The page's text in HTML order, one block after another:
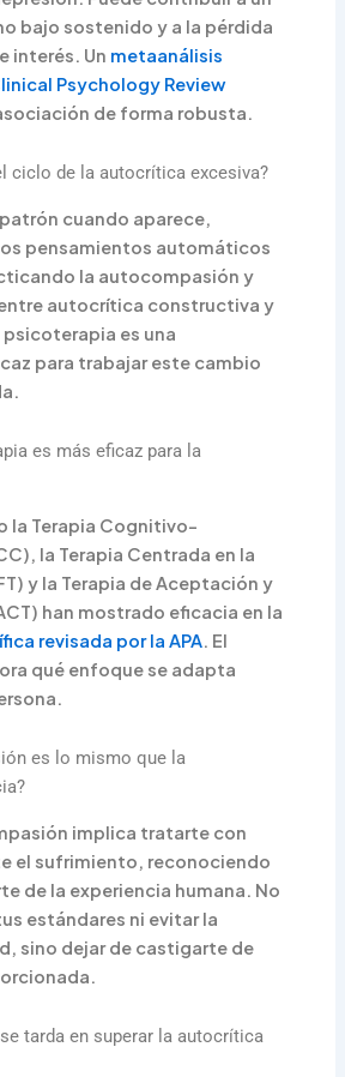
bajo sostenido y a la pérdida
interés. Un metaanálisis
Psychology Review
de forma robusta.
ciclo de la autocrítica excesiva?
cuando aparece,
pensamientos automáticos
la autocompasión y
autocrítica constructiva y
es una
para trabajar este cambio
es más eficaz para la
la Terapia Cognitivo-
la Terapia Centrada en la
y la Terapia de Aceptación y
han mostrado eficacia en la
revisada por la APA. El
qué enfoque se adapta
es lo mismo que la
implica tratarte con
el sufrimiento, reconociendo
de la experiencia humana. No
estándares ni evitar la
sino dejar de castigarte de
tarda en superar la autocrítica